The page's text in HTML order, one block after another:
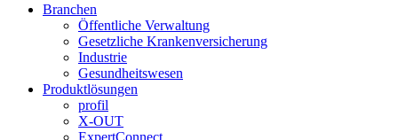
Branchen
Öffentliche Verwaltung
Gesetzliche Krankenversicherung
Industrie
Gesundheitswesen
Produktlösungen
profil
X-OUT
ExpertConnect